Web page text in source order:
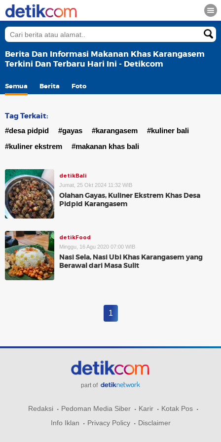
Berita Dan Informasi Makanan Khas Karangasem
Terkini Dan Terbaru Hari Ini - Detikcom
Semua Berita Foto
Tag Terkait:
#desa pidpid #gayas #karangasem
#kuliner bali
#kuliner ekstrem
#makanan khas bali
detikBali
Jumat, 25 Okt 2024 11:32 WIB
Olahan Gayas, Kuliner Ekstrem Khas Desa
Pidpid Karangasem
detikFood
Minggu, 16 Agu 2020 07:00 WIB
Nasi Sela, Nasi Ubi Khas Karangasem yang
Berawal dari Masa Sulit
1
part of
Redaksi Pedoman Media Siber Karir
Kotak Pos
Info Iklan
Privacy Policy Disclaimer